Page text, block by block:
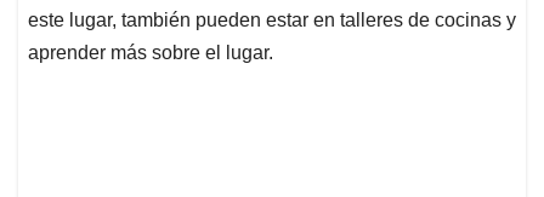
este lugar, también pueden estar en talleres de cocinas y
aprender más sobre el lugar.